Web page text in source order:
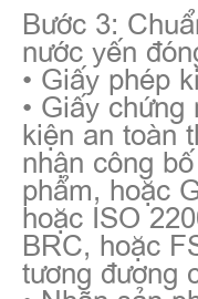
Bước 3:
nước yến
• Giấy phép
• Giấy
kiện an toàn
nhận công
phẩm, hoặc
hoặc ISO
BRC, hoặc
tương đương